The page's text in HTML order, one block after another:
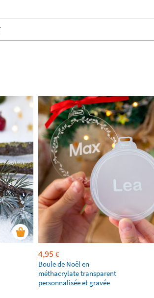
4,95 €
Boule de Noël en
méthacrylate transparent
personnalisée et gravée